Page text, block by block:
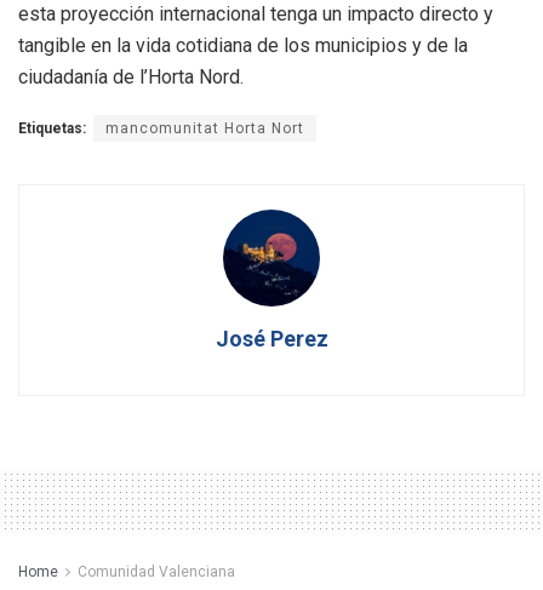
esta proyección internacional tenga un impacto directo y
tangible en la vida cotidiana de los municipios y de la
ciudadanía de l’Horta Nord.
Etiquetas: mancomunitat Horta Nort
José Perez
Home Comunidad Valenciana